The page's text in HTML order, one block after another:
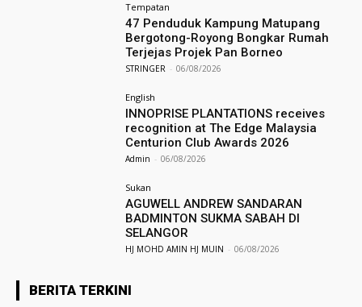
Tempatan
47 Penduduk Kampung Matupang
Bergotong-Royong Bongkar Rumah
Terjejas Projek Pan Borneo
STRINGER - 06/08/2026
English
INNOPRISE PLANTATIONS receives
recognition at The Edge Malaysia
Centurion Club Awards 2026
Admin - 06/08/2026
Sukan
AGUWELL ANDREW SANDARAN
BADMINTON SUKMA SABAH DI
SELANGOR
HJ MOHD AMIN HJ MUIN - 06/08/2026
BERITA TERKINI